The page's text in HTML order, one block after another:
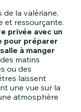
la valériane,
et ressourçante.
privée avec un
pour préparer
à manger
matins
ou des
laissent
une vue sur la
atmosphère